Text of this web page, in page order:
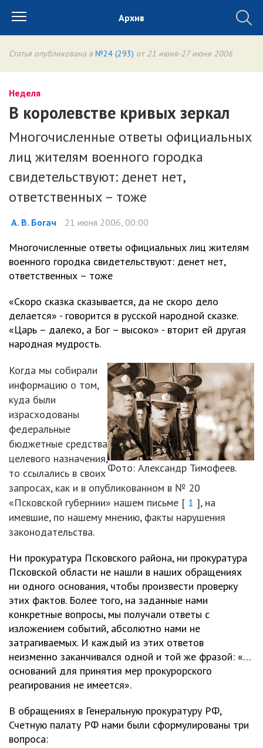
Архив
Статья опубликована в №24 (293) от 21 июня-27 июня 2006
Неделя
В королевстве кривых зеркал
Многочисленные ответы официальных
лиц жителям военного городка
свидетельствуют: денет нет,
ответственных – тоже
А. В. Богач 21 июня 2006, 00:00
Многочисленные ответы официальных лиц жителям
военного городка свидетельствуют: денет нет,
ответственных – тоже
«Скоро сказка сказывается, да не скоро дело
делается» - говорится в русской народной сказке.
«Царь – далеко, а Бог – высоко» - вторит ей другая
народная мудрость.
Фото: Александр Тимофеев.
Когда мы собирали
информацию о том,
куда были
израсходованы
федеральные
бюджетные средства
целевого назначения,
то ссылались в своих
запросах, как и в опубликованном в № 20
«Псковской губернии» нашем письме [ 1 ], на
имевшие, по нашему мнению, факты нарушения
законодательства.
Ни прокуратура Псковского района, ни прокуратура
Псковской области не нашли в наших обращениях
ни одного основания, чтобы произвести проверку
этих фактов. Более того, на заданные нами
конкретные вопросы, мы получали ответы с
изложением событий, абсолютно нами не
затрагиваемых. И каждый из этих ответов
неизменно заканчивался одной и той же фразой: «…
оснований для принятия мер прокурорского
реагирования не имеется».
В обращениях в Генеральную прокуратуру РФ,
Счетную палату РФ нами были сформулированы три
вопроса: